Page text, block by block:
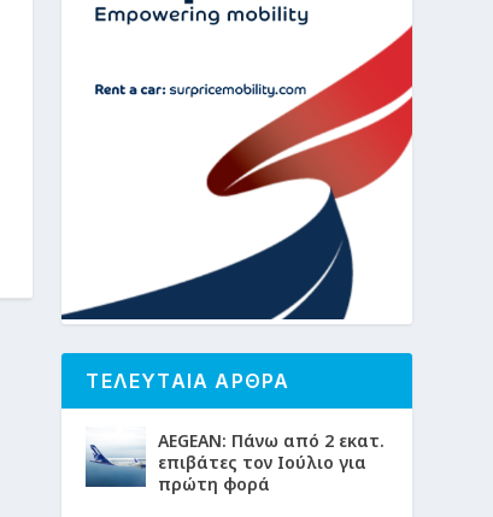
ΤΕΛΕΥΤΑΙΑ ΑΡΘΡΑ
AEGEAN: Πάνω από 2 εκατ.
επιβάτες τον Ιούλιο για
πρώτη φορά